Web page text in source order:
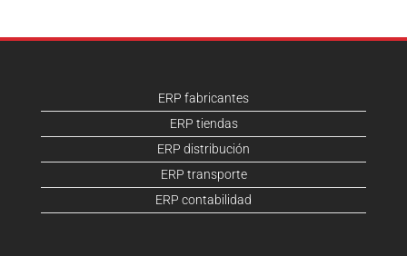
ERP fabricantes
ERP tiendas
ERP distribución
ERP transporte
ERP contabilidad